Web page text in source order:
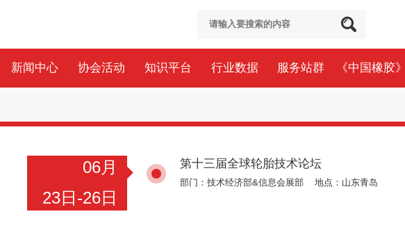
新闻中心 协会活动 知识平台 行业数据 服务站群 《中国橡胶》
06月
23日-26日
第十三届全球轮胎技术论坛
部门：技术经济部&信息会展部 地点：山东青岛